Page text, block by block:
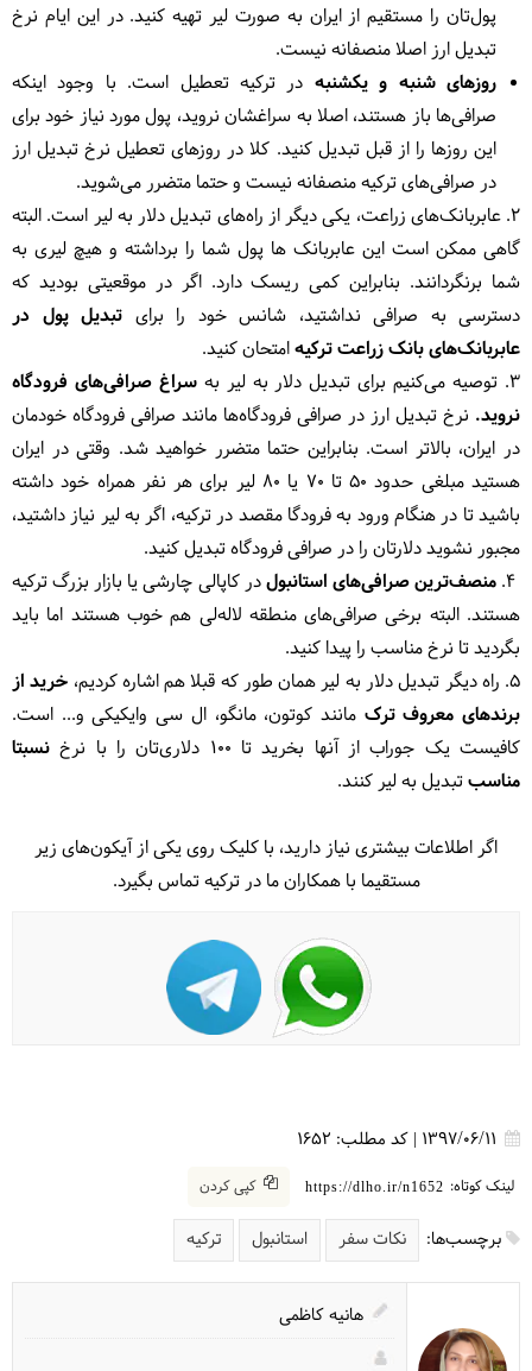
پول‌تان را مستقیم از ایران به صورت لیر تهیه کنید. در این ایام نرخ
تبدیل ارز اصلا منصفانه نیست.
روزهای شنبه و یکشنبه در ترکیه تعطیل است. با وجود اینکه
صرافی‌ها باز هستند، اصلا به سراغشان نروید، پول مورد نیاز خود برای
این روزها را از قبل تبدیل کنید. کلا در روزهای تعطیل نرخ تبدیل ارز
در صرافی‌های ترکیه منصفانه نیست و حتما متضرر می‌شوید.
2. عابربانک‌های زراعت، یکی دیگر از راه‌های تبدیل
دلار به لیر است. البته
گاهی ممکن است این عابربانک ها پول شما را برداشته و هیچ لیری به
شما برنگردانند. بنابراین کمی ریسک دارد. اگر در موقعیتی بودید که
دسترسی به صرافی نداشتید، شانس خود را برای تبدیل پول در
عابربانک‌های بانک زراعت ترکیهامتحان کنید.
3. توصیه می‌کنیم برای تبدیل
دلار به لیر بهسراغ صرافی‌های فرودگاه
نروید. نرخ تبدیل ارز در صرافی فرودگاه‌ها مانند صرافی فرودگاه خودمان
در ایران، بالاتر است. بنابراین حتما متضرر خواهید شد. وقتی در ایران
هستید مبلغی حدود 50 تا 70 یا 80 لیر برای هر نفر همراه خود داشته
باشید تا در هنگام ورود به فرودگا مقصد در ترکیه، اگر به لیر نیاز داشتید،
مجبور نشوید دلارتان را در صرافی فرودگاه تبدیل کنید.
4.
منصف‌ترین صرافی‌های استانبولدر کاپالی چارشی یا بازار بزرگ ترکیه
هستند. البته برخی صرافی‌های منطقه لاله‌لی هم خوب هستند اما باید
بگردید تا نرخ مناسب را پیدا کنید.
5. راه دیگر تبدیل
دلار به لیرهمان طور که قبلا هم اشاره کردیم، خرید از
برندهای معروف ترک مانند کوتون، مانگو، ال سی وایکیکی و... است.
کافیست یک جوراب از آنها بخرید تا 100 دلاری‌تان را با نرخ
نسبتا
مناسبتبدیل به لیر کنند.
اگر اطلاعات بیشتری نیاز دارید، با کلیک روی یکی از آیکون‌های زیر
مستقیما با همکاران ما در ترکیه تماس بگیرد.
1397/06/11
| کد مطلب: 1652
لینک کوتاه: https://dlho.ir/n1652 کپی کردن
برچسب‌ها: نکات سفر استانبول ترکیه
هانیه کاظمی